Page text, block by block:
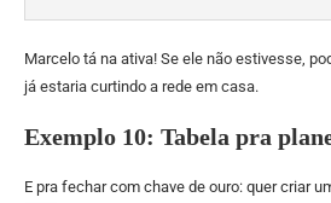
Marcelo tá na ativa! Se ele não estivesse,
já estaria curtindo a rede em casa.
Exemplo 10: Tabela pra
E pra fechar com chave de ouro: quer criar